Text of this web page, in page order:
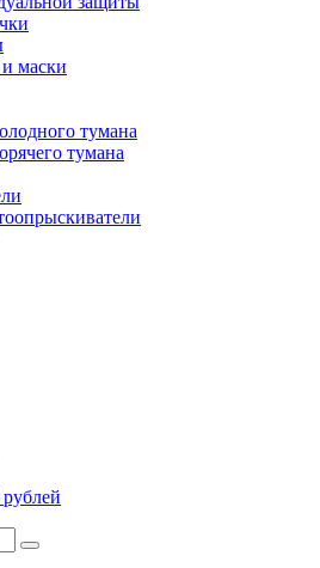
маски
тумана
тумана